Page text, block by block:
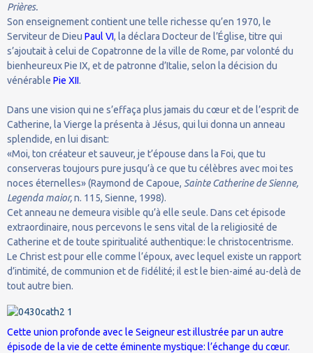
Prières.
Son enseignement contient une telle richesse qu’en 1970, le
Serviteur de Dieu Paul VI, la déclara Docteur de l’Église, titre qui
s’ajoutait à celui de Copatronne de la ville de Rome, par volonté du
bienheureux Pie IX, et de patronne d’Italie, selon la décision du
vénérable Pie XII.
Dans une vision qui ne s’effaça plus jamais du cœur et de l’esprit de
Catherine, la Vierge la présenta à Jésus, qui lui donna un anneau
splendide, en lui disant:
«Moi, ton créateur et sauveur, je t’épouse dans la Foi, que tu
conserveras toujours pure jusqu’à ce que tu célèbres avec moi tes
noces éternelles» (Raymond de Capoue, Sainte Catherine de Sienne,
Legenda maior,n. 115, Sienne, 1998).
Cet anneau ne demeura visible qu’à elle seule. Dans cet épisode
extraordinaire, nous percevons le sens vital de la religiosité de
Catherine et de toute spiritualité authentique: le christocentrisme.
Le Christ est pour elle comme l’époux, avec lequel existe un rapport
d’intimité, de communion et de fidélité; il est le bien-aimé au-delà de
tout autre bien.
Cette union profonde avec le Seigneur est illustrée par un autre
épisode de la vie de cette éminente mystique: l’échange du cœur.